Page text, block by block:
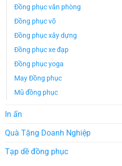
Đồng phục văn phòng
Đồng phục võ
Đồng phục xây dựng
Đồng phục xe đạp
Đồng phục yoga
May Đồng phục
Mũ đồng phục
In ấn
Quà Tặng Doanh Nghiệp
Tạp dề đồng phục